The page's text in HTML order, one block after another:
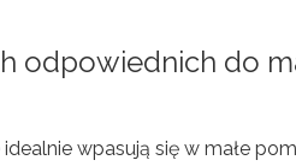
odpowiednich do
wpasują się w małe